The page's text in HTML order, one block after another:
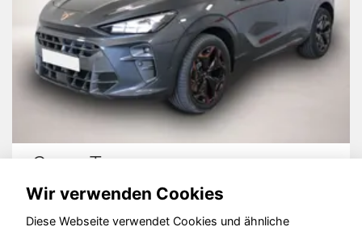
Cupra Terramar
Wir verwenden Cookies
Diese Webseite verwendet Cookies und ähnliche